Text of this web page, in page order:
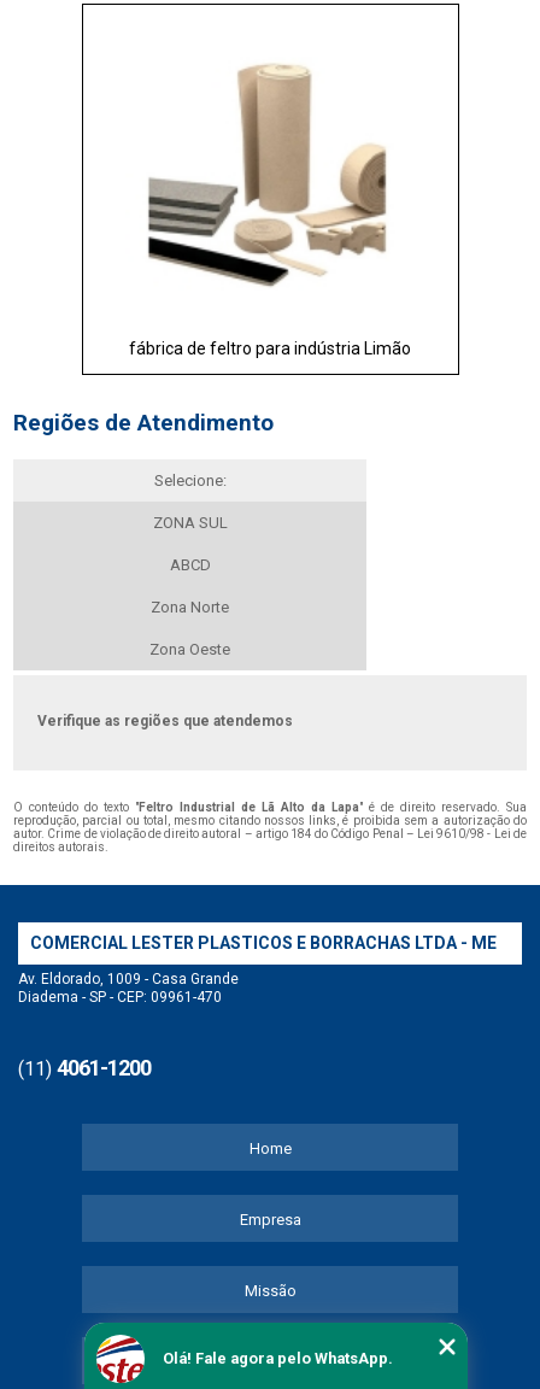
fábrica de feltro para indústria Limão
Regiões de Atendimento
Selecione:
ZONA SUL
ABCD
Zona Norte
Zona Oeste
Verifique as regiões que atendemos
O conteúdo do texto "Feltro Industrial de Lã Alto da Lapa" é de direito reservado. Sua
reprodução, parcial ou total, mesmo citando nossos links, é proibida sem a autorização do
autor. Crime de violação de direito autoral – artigo 184 do Código Penal –
Lei 9610/98 - Lei de
direitos autorais
COMERCIAL LESTER PLASTICOS E BORRACHAS LTDA - ME
Av. Eldorado, 1009 - Casa Grande
Diadema - SP - CEP: 09961-470
(11) 4061-1200
Home
Empresa
Missão
Serviços
Olá! Fale agora pelo WhatsApp.